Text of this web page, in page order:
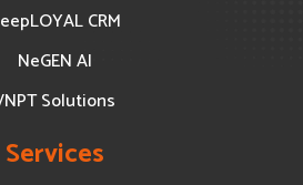
CRM
NeGEN AI
Solutions
Services